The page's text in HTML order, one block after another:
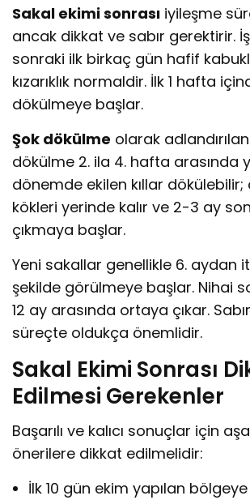
Sakal ekimi sonrası iyileşme
ancak dikkat ve sabır gerektirir.
sonraki ilk birkaç gün hafif
kızarıklık normaldir. İlk 1 hafta
dökülmeye başlar.
Şok dökülme olarak
dökülme 2. ila 4. hafta arasında
dönemde ekilen kıllar
kökleri yerinde kalır ve 2-3 ay
çıkmaya başlar.
Yeni sakallar genellikle 6. aydan
şekilde görülmeye başlar. Nihai
12 ay arasında ortaya çıkar.
süreçte oldukça önemlidir.
Sakal Ekimi Sonrası
Edilmesi Gerekenler
Başarılı ve kalıcı sonuçlar için
önerilere dikkat edilmelidir:
İlk 10 gün ekim yapılan